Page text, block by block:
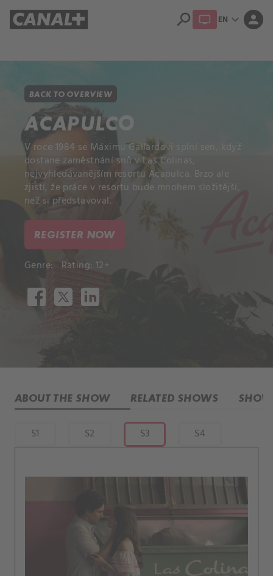
search EN expand_more person
BACK TO OVERVIEW
ACAPULCO
V roce 1984 se Máximu Gallardovi splní sen, když
dostane zaměstnání snů v Las Colinas,
nejvyhledávanějším resortu Acapulca. Brzo ale
zjistí, že práce v resortu bude mnohem složitější,
než si představoval.
REGISTER NOW
Genre: Rating: 12+
ABOUT THE SHOW RELATED SHOWS
S1 S2 S3 S4